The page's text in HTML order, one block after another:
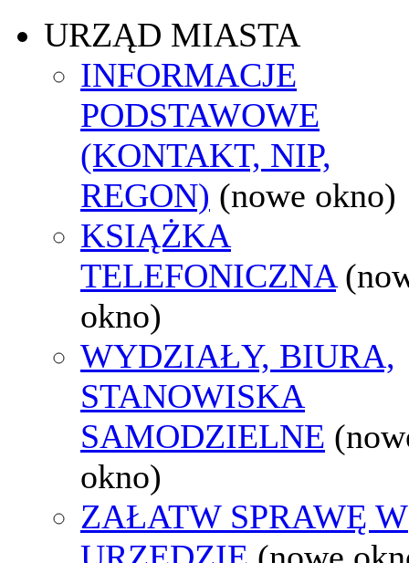
URZĄD MIASTA
INFORMACJE
PODSTAWOWE
(KONTAKT, NIP,
REGON) (nowe okno)
KSIĄŻKA
TELEFONICZNA
okno)
WYDZIAŁY, BIURA,
STANOWISKA
SAMODZIELNE
okno)
ZAŁATW SPRAWĘ W